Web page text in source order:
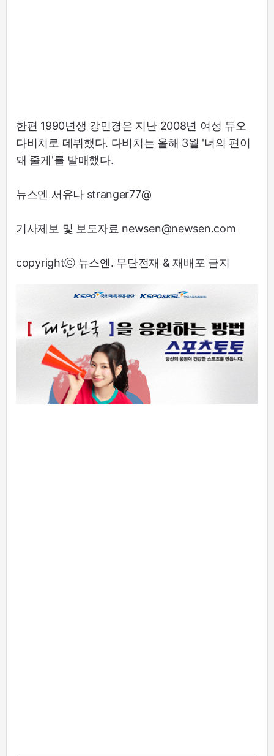
한편 1990년생 강민경은 지난 2008년 여성 듀오
다비치로 데뷔했다. 다비치는 올해 3월 '너의 편이
돼 줄게'를 발매했다.
뉴스엔 서유나 stranger77@
기사제보 및 보도자료 newsen@newsen.com
copyrightⓒ 뉴스엔. 무단전재 & 재배포 금지